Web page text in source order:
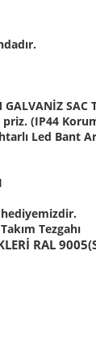
SAC
(IP44
Led Bant
Tezgahı
RAL